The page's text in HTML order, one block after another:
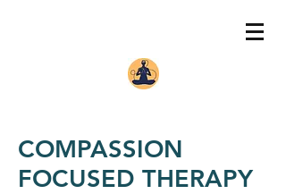
COMPASSION
FOCUSED THERAPY